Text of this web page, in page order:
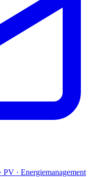
· Energiemanagement